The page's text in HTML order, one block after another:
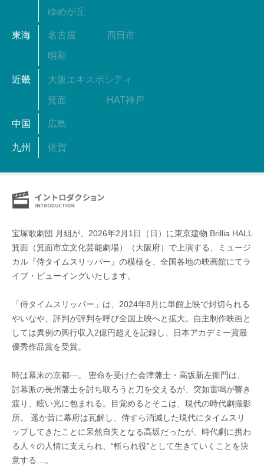
ゆめが丘
東海 名古屋 四日市
明和
近畿 大阪エキスポシティ
箕面 HAT神戸
中国 広島
九州 佐賀
宝塚歌劇団 月組が、2026年2月1日（日）に東京建物 Brillia HALL
箕面（箕面市立文化芸能劇場）（大阪府）で上演する、ミュージ
カル『侍タイムスリッパー』の模様を、全国各地の映画館にてラ
イブ・ビューイングいたします。
「侍タイムスリッパー」は、2024年8月に単館上映で封切られる
やいなや、評判が評判を呼び全国上映へと拡大。自主制作映画と
しては異例の興行収入2億円超えを記録し、日本アカデミー賞最
優秀作品賞を受賞。
時は幕末の京都―。 密命を受けた会津藩士・高坂新左衛門は、
討幕派の長州藩士を討ち取ろうと刀を交えるが、突如雷鳴が響き
渡り、眩い光に包まれる。目覚めるとそこは、現代の時代劇撮影
所。 遥か昔に幕府は瓦解し、侍すら消滅した現代にタイムスリ
ップしてきたことに呆然自失となる高坂だったが、時代劇に携わ
る人々の人情に支えられ、“斬られ役”として生きていくことを決
意する…。